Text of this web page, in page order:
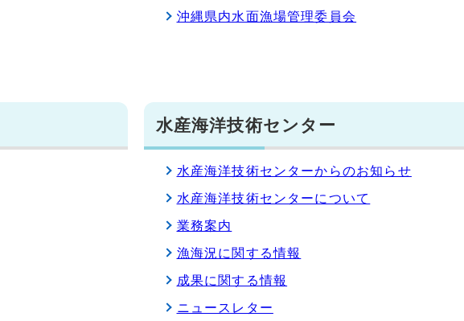
沖縄県内水面漁場管理委員会
水産海洋技術センター
水産海洋技術センターからのお知らせ
水産海洋技術センターについて
業務案内
漁海況に関する情報
成果に関する情報
ニュースレター